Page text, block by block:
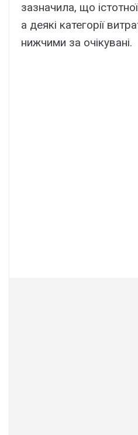
зазначила, що
а деякі категорії
нижчими за очікувані.